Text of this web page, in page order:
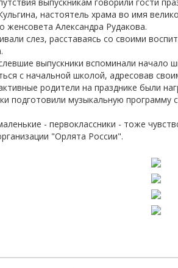
настоятель храма во имя
женсовета Александра Рудакова.
слез, расставаясь со своими
выпускники вспоминали начало
с начальной школой, адресовав
родители на празднике были
подготовили музыкальную
- первоклассники - тоже
"Орлята России".